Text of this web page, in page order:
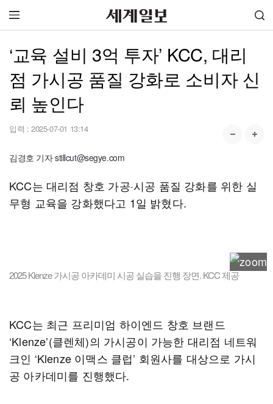
‘교육 설비 3억 투자’ KCC, 대리
점 가시공 품질 강화로 소비자 신
뢰 높인다
입력 : 2025-07-01 13:14
김경호 기자 stillcut@segye.com
KCC는 대리점 창호 가공·시공 품질 강화를 위한 실
무형 교육을 강화했다고 1일 밝혔다.
2025 Klenze 가시공 아카데미 시공 실습을 진행 장면. KCC 제공
KCC는 최근 프리미엄 하이엔드 창호 브랜드
‘Klenze’(클렌체)의 가시공이 가능한 대리점 네트워
크인 ‘Klenze 이맥스 클럽’ 회원사를 대상으로 가시
공 아카데미를 진행했다.